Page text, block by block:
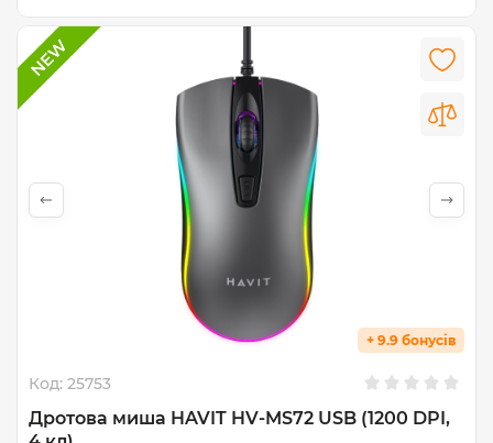
+ 9.9 бонусів
Код: 25753
Дротова миша HAVIT HV-MS72 USB (1200 DPI,